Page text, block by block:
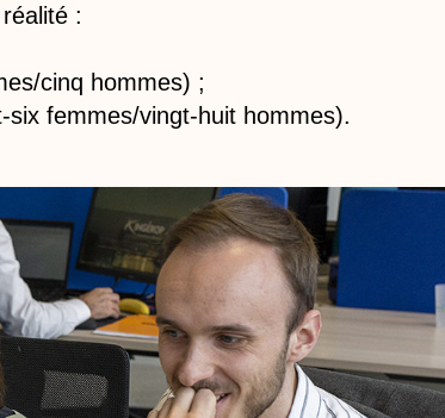
:
cinq hommes) ;
six femmes/vingt-huit hommes).